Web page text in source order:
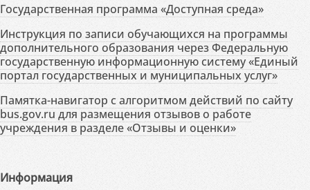
Государственная программа «Доступная среда»
Инструкция по записи обучающихся на программы
дополнительного образования через Федеральную
государственную информационную систему «Единый
портал государственных и муниципальных услуг»
Памятка-навигатор с алгоритмом действий по сайту
bus.gov.ru для размещения отзывов о работе
учреждения в разделе «Отзывы и оценки»
Информация